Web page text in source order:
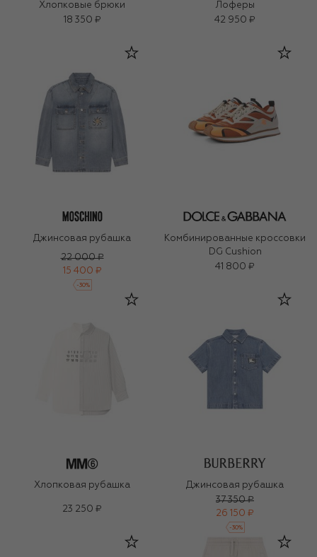
Хлопковые брюки
18 350 ₽
Лоферы
42 950 ₽
Джинсовая рубашка
22 000 ₽
15 400 ₽
-30%
Комбинированные кроссовки
DG Cushion
41 800 ₽
Хлопковая рубашка
23 250 ₽
Джинсовая рубашка
37 350 ₽
26 150 ₽
-30%